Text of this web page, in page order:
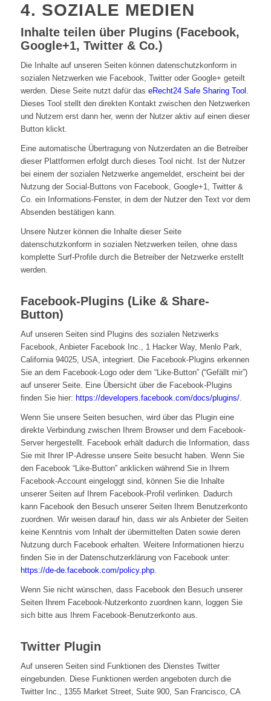
4. SOZIALE MEDIEN
Inhalte teilen über Plugins (Facebook,
Google+1, Twitter & Co.)
Die Inhalte auf unseren Seiten können datenschutzkonform in
sozialen Netzwerken wie Facebook, Twitter oder Google+ geteilt
werden. Diese Seite nutzt dafür das eRecht24 Safe Sharing Tool
Dieses Tool stellt den direkten Kontakt zwischen den Netzwerken
und Nutzern erst dann her, wenn der Nutzer aktiv auf einen dieser
Button klickt.
Eine automatische Übertragung von Nutzerdaten an die Betreiber
dieser Plattformen erfolgt durch dieses Tool nicht. Ist der Nutzer
bei einem der sozialen Netzwerke angemeldet, erscheint bei der
Nutzung der Social-Buttons von Facebook, Google+1, Twitter &
Co. ein Informations-Fenster, in dem der Nutzer den Text vor dem
Absenden bestätigen kann.
Unsere Nutzer können die Inhalte dieser Seite
datenschutzkonform in sozialen Netzwerken teilen, ohne dass
komplette Surf-Profile durch die Betreiber der Netzwerke erstellt
werden.
Facebook-Plugins (Like & Share-
Button)
Auf unseren Seiten sind Plugins des sozialen Netzwerks
Facebook, Anbieter Facebook Inc., 1 Hacker Way, Menlo Park,
California 94025, USA, integriert. Die Facebook-Plugins erkennen
Sie an dem Facebook-Logo oder dem “Like-Button” (“Gefällt mir”)
auf unserer Seite. Eine Übersicht über die Facebook-Plugins
finden Sie hier: https://developers.facebook.com/docs/plugins/.
Wenn Sie unsere Seiten besuchen, wird über das Plugin eine
direkte Verbindung zwischen Ihrem Browser und dem Facebook-
Server hergestellt. Facebook erhält dadurch die Information, dass
Sie mit Ihrer IP-Adresse unsere Seite besucht haben. Wenn Sie
den Facebook “Like-Button” anklicken während Sie in Ihrem
Facebook-Account eingeloggt sind, können Sie die Inhalte
unserer Seiten auf Ihrem Facebook-Profil verlinken. Dadurch
kann Facebook den Besuch unserer Seiten Ihrem Benutzerkonto
zuordnen. Wir weisen darauf hin, dass wir als Anbieter der Seiten
keine Kenntnis vom Inhalt der übermittelten Daten sowie deren
Nutzung durch Facebook erhalten. Weitere Informationen hierzu
finden Sie in der Datenschutzerklärung von Facebook unter:
https://de-de.facebook.com/policy.php.
Wenn Sie nicht wünschen, dass Facebook den Besuch unserer
Seiten Ihrem Facebook-Nutzerkonto zuordnen kann, loggen Sie
sich bitte aus Ihrem Facebook-Benutzerkonto aus.
Twitter Plugin
Auf unseren Seiten sind Funktionen des Dienstes Twitter
eingebunden. Diese Funktionen werden angeboten durch die
Twitter Inc., 1355 Market Street, Suite 900, San Francisco, CA